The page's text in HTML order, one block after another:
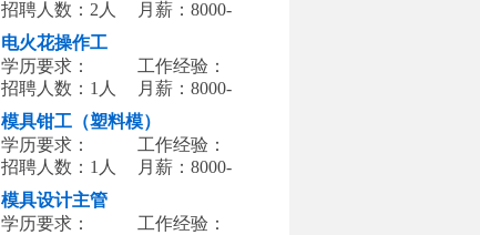
招聘人数：2人
月薪：8000-
电火花操作工
学历要求：
工作经验：
招聘人数：1人
月薪：8000-
12000
模具钳工（塑料模）
学历要求：
工作经验：
招聘人数：1人
月薪：8000-
模具设计主管
学历要求：
工作经验：